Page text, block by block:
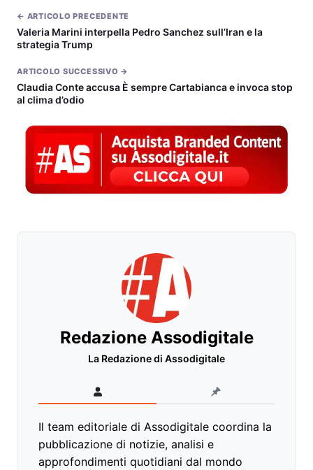
← ARTICOLO PRECEDENTE
Valeria Marini interpella Pedro Sanchez sull’Iran e la
strategia Trump
ARTICOLO SUCCESSIVO →
Claudia Conte accusa È sempre Cartabianca e invoca stop
al clima d’odio
Redazione Assodigitale
La Redazione di Assodigitale
Il team editoriale di Assodigitale coordina la
pubblicazione di notizie, analisi e
approfondimenti quotidiani dal mondo